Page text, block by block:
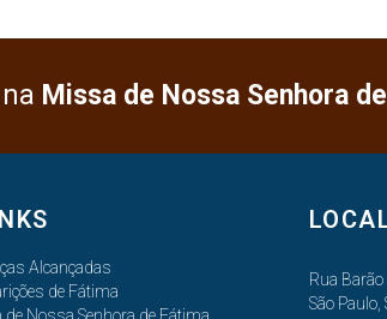
Missa de Nossa Senhora
Alcançadas
de Fátima
de Nossa Senhora de Fátima
Rua
São